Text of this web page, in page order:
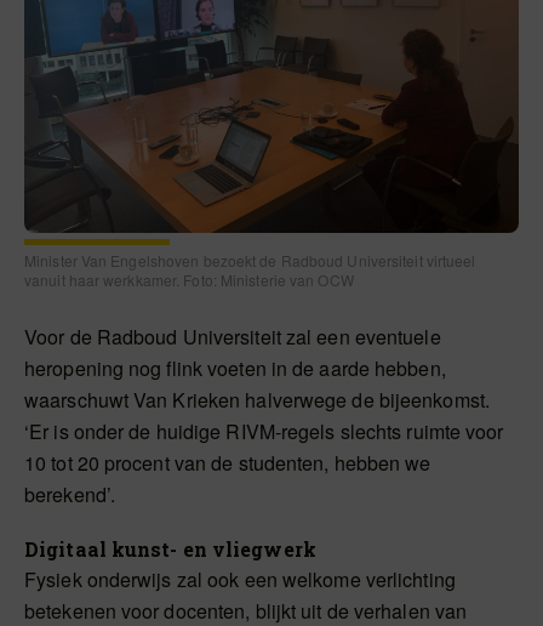
Minister Van Engelshoven bezoekt de Radboud Universiteit virtueel
vanuit haar werkkamer. Foto: Ministerie van OCW
Voor de Radboud Universiteit zal een eventuele
heropening nog flink voeten in de aarde hebben,
waarschuwt Van Krieken halverwege de bijeenkomst.
‘Er is onder de huidige RIVM-regels slechts ruimte voor
10 tot 20 procent van de studenten, hebben we
berekend’.
Digitaal kunst- en vliegwerk
Fysiek onderwijs zal ook een welkome verlichting
betekenen voor docenten, blijkt uit de verhalen van